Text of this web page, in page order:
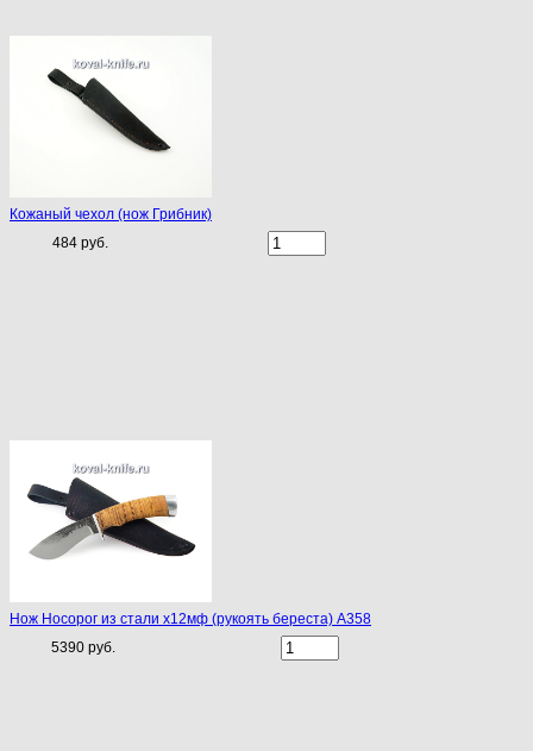
Кожаный чехол (нож Грибник)
484 руб.
Нож Носорог из стали х12мф (рукоять береста) A358
5390 руб.